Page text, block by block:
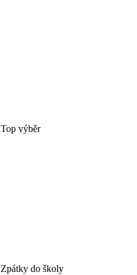
Top výběr
Zpátky do školy